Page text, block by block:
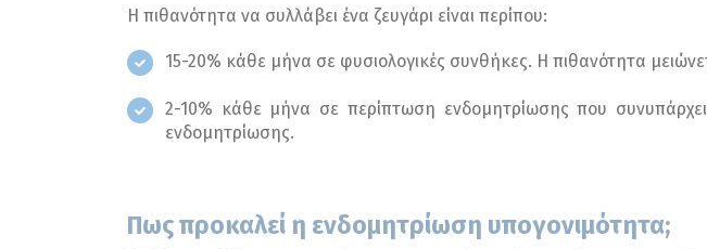
Η πιθανότητα να συλλάβει ένα ζευγάρι είναι περίπου:
15-20% κάθε μήνα σε φυσιολογικές συνθήκες. Η πιθανότητα
2-10% κάθε μήνα σε περίπτωση ενδομητρίωσης που
ενδομητρίωσης.
Πως προκαλεί η ενδομητρίωση υπογονιμότητα;